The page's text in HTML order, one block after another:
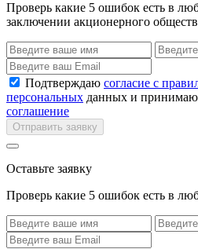
Проверь какие 5 ошибок есть в
заключении акционерного
Подтверждаю согласие с
персональных данных и принимаю
соглашение
Отправить заявку
Оставьте заявку
Проверь какие 5 ошибок есть в